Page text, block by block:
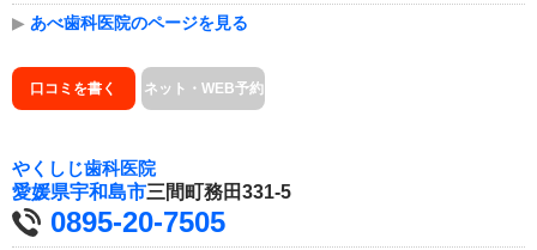
▶ あべ歯科医院のページを見る
口コミを書く ネット・WEB予約
やくしじ歯科医院
愛媛県宇和島市三間町務田331-5
0895-20-7505